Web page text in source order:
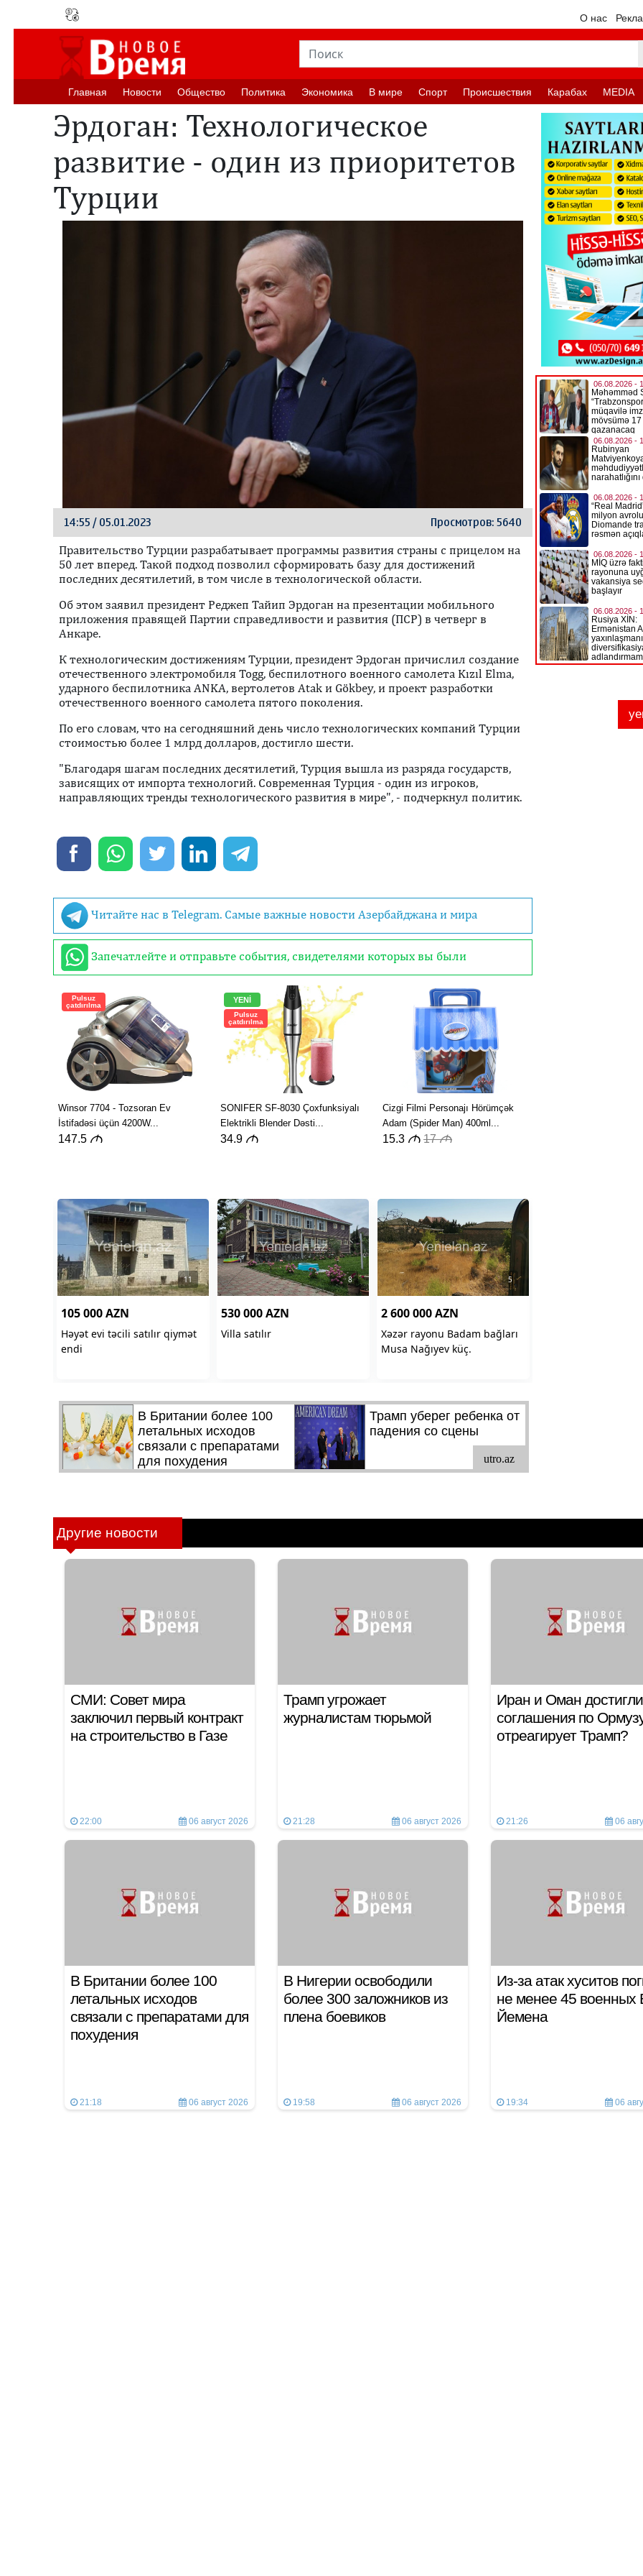
О нас
Главная Новости Oбщество Политика Экономика В мире Спорт Происшествия Карабах MEDIA
Эрдоган: Технологическое
развитие - один из приоритетов
Турции
14:55 / 05.01.2023 Просмотров: 5640
Правительство Турции разрабатывает программы развития страны с прицелом на
50 лет вперед. Такой подход позволил сформировать базу для достижений
последних десятилетий, в том числе в технологической области.
Oб этом заявил президент Реджеп Тайип Эрдоган на презентации мобильного
приложения правящей Партии справедливости и развития (ПСР) в четверг в
Анкаре.
К технологическим достижениям Турции, президент Эрдоган причислил создание
отечественного электромобиля Togg, беспилотного военного самолета Kızıl Elma,
ударного беспилотника ANKA, вертолетов Atak и Gökbey, и проект разработки
отечественного военного самолета пятого поколения.
По его словам, что на сегодняшний день число технологических компаний Турции
стоимостью более 1 млрд долларов, достигло шести.
"Благодаря шагам последних десятилетий, Турция вышла из разряда государств,
зависящих от импорта технологий. Современная Турция - один из игроков,
направляющих тренды технологического развития в мире", - подчеркнул политик.
Читайте нас в Telegram. Самые важные новости Азербайджана и мира
Запечатлейте и отправьте события, свидетелями которых вы были
Другие новости
СМИ: Совет мира
заключил первый контракт
на строительство в Газе
22:00 06 август 2026
Трамп угрожает
журналистам тюрьмой
21:28 06 август 2026
Иран и Оман достигли
соглашения по
отреагирует Трамп?
21:26 06
В Британии более 100
летальных исходов
связали с препаратами для
похудения
21:18 06 август 2026
В Нигерии освободили
более 300 заложников из
плена боевиков
19:58 06 август 2026
Из-за атак хуситов
не менее 45 военных
Йемена
19:34 06